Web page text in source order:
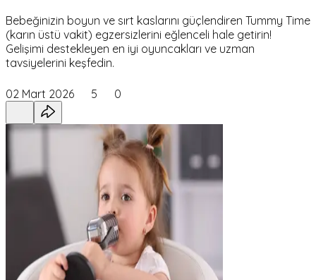
Bebeğinizin boyun ve sırt kaslarını güçlendiren Tummy Time
(karın üstü vakit) egzersizlerini eğlenceli hale getirin!
Gelişimi destekleyen en iyi oyuncakları ve uzman
tavsiyelerini keşfedin.
02 Mart 2026 5 0